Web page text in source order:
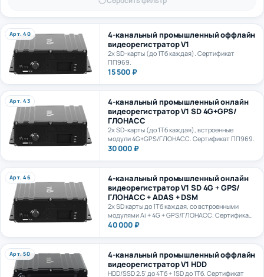
Арт. 40
4-канальный промышленный оффлайн
видеорегистратор V1
2х SD-карты (до 1Тб каждая). Сертификат
ПП969.
15 500 ₽
Арт. 43
4-канальный промышленный онлайн
видеорегистратор V1 SD 4G+GPS/
ГЛОНАСС
2х SD-карты (до 1Тб каждая), встроенные
модули 4G+GPS/ГЛОНАСС. Сертификат ПП969.
30 000 ₽
Арт. 46
4-канальный промышленный онлайн
видеорегистратор V1 SD 4G + GPS/
ГЛОНАСС + ADAS + DSM
2х SD карты до 1Тб каждая, со встроенными
модулями Ai + 4G + GPS/ГЛОНАСС. Сертификат
ПП969.
40 000 ₽
Арт. 50
4-канальный промышленный оффлайн
видеорегистратор V1 HDD
HDD/SSD 2.5' до 4Тб + 1SD до 1Тб. Сертификат
ПП969